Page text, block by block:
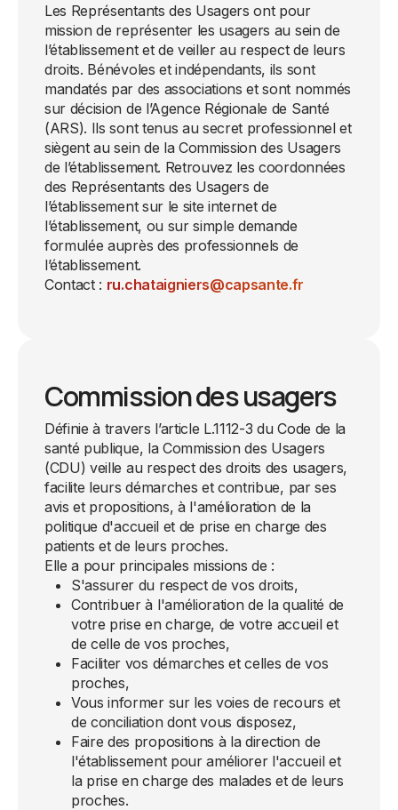
Les Représentants des Usagers ont pour
mission de représenter les usagers au sein de
l’établissement et de veiller au respect de leurs
droits. Bénévoles et indépendants, ils sont
mandatés par des associations et sont nommés
sur décision de l’Agence Régionale de Santé
(ARS). Ils sont tenus au secret professionnel et
siègent au sein de la Commission des Usagers
de l’établissement. Retrouvez les coordonnées
des Représentants des Usagers de
l’établissement sur le site internet de
l’établissement, ou sur simple demande
formulée auprès des professionnels de
l’établissement.
Contact : ru.chataigniers@capsante.fr
Commission des usagers
Définie à travers l’article L.1112-3 du Code de la
santé publique, la Commission des Usagers
(CDU) veille au respect des droits des usagers,
facilite leurs démarches et contribue, par ses
avis et propositions, à l'amélioration de la
politique d'accueil et de prise en charge des
patients et de leurs proches.
Elle a pour principales missions de :
S'assurer du respect de vos droits,
Contribuer à l'amélioration de la qualité de
votre prise en charge, de votre accueil et
de celle de vos proches,
Faciliter vos démarches et celles de vos
proches,
Vous informer sur les voies de recours et
de conciliation dont vous disposez,
Faire des propositions à la direction de
l'établissement pour améliorer l'accueil et
la prise en charge des malades et de leurs
proches.